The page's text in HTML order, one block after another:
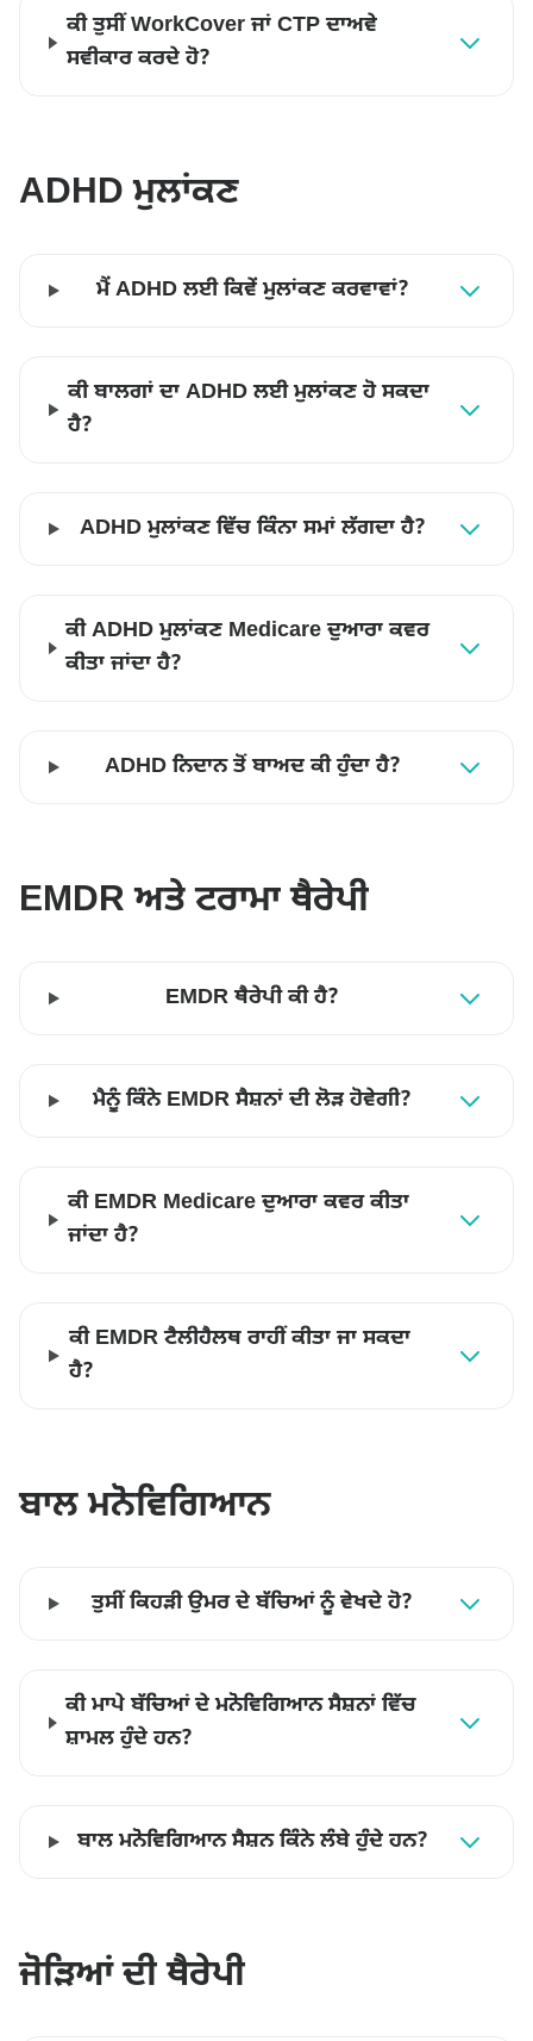
ਕੀ ਤੁਸੀਂ WorkCover ਜਾਂ CTP ਦਾਅਵੇ
ਸਵੀਕਾਰ ਕਰਦੇ ਹੋ?
ADHD ਮੁਲਾਂਕਣ
ਮੈਂ ADHD ਲਈ ਕਿਵੇਂ ਮੁਲਾਂਕਣ ਕਰਵਾਵਾਂ?
ਕੀ ਬਾਲਗਾਂ ਦਾ ADHD ਲਈ ਮੁਲਾਂਕਣ ਹੋ ਸਕਦਾ
ਹੈ?
ADHD ਮੁਲਾਂਕਣ ਵਿੱਚ ਕਿੰਨਾ ਸਮਾਂ ਲੱਗਦਾ ਹੈ?
ਕੀ ADHD ਮੁਲਾਂਕਣ Medicare ਦੁਆਰਾ ਕਵਰ
ਕੀਤਾ ਜਾਂਦਾ ਹੈ?
ADHD ਨਿਦਾਨ ਤੋਂ ਬਾਅਦ ਕੀ ਹੁੰਦਾ ਹੈ?
EMDR ਅਤੇ ਟਰਾਮਾ ਥੈਰੇਪੀ
EMDR ਥੈਰੇਪੀ ਕੀ ਹੈ?
ਮੈਨੂੰ ਕਿੰਨੇ EMDR ਸੈਸ਼ਨਾਂ ਦੀ ਲੋੜ ਹੋਵੇਗੀ?
ਕੀ EMDR Medicare ਦੁਆਰਾ ਕਵਰ ਕੀਤਾ
ਜਾਂਦਾ ਹੈ?
ਕੀ EMDR ਟੈਲੀਹੈਲਥ ਰਾਹੀਂ ਕੀਤਾ ਜਾ ਸਕਦਾ
ਹੈ?
ਬਾਲ ਮਨੋਵਿਗਿਆਨ
ਤੁਸੀਂ ਕਿਹੜੀ ਉਮਰ ਦੇ ਬੱਚਿਆਂ ਨੂੰ ਵੇਖਦੇ ਹੋ?
ਕੀ ਮਾਪੇ ਬੱਚਿਆਂ ਦੇ ਮਨੋਵਿਗਿਆਨ ਸੈਸ਼ਨਾਂ ਵਿੱਚ
ਸ਼ਾਮਲ ਹੁੰਦੇ ਹਨ?
ਬਾਲ ਮਨੋਵਿਗਿਆਨ ਸੈਸ਼ਨ ਕਿੰਨੇ ਲੰਬੇ ਹੁੰਦੇ ਹਨ?
ਜੋੜਿਆਂ ਦੀ ਥੈਰੇਪੀ